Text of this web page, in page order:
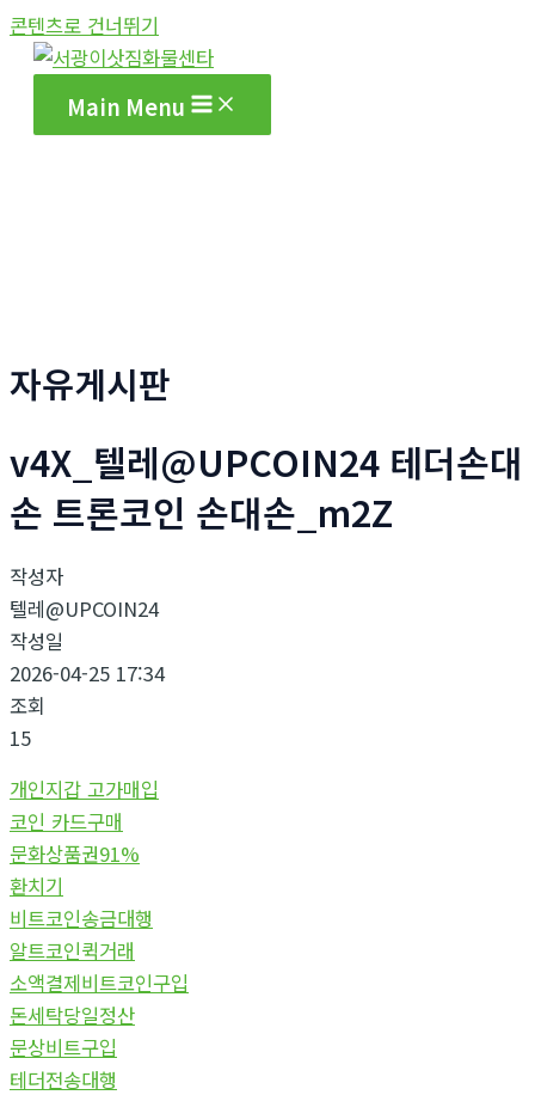
콘텐츠로 건너뛰기
Main Menu
자유게시판
v4X_텔레@UPCOIN24 테더손대
손 트론코인 손대손_m2Z
작성자
텔레@UPCOIN24
작성일
2026-04-25 17:34
조회
15
개인지갑 고가매입
코인 카드구매
문화상품권91%
환치기
비트코인송금대행
알트코인퀵거래
소액결제비트코인구입
돈세탁당일정산
문상비트구입
테더전송대행